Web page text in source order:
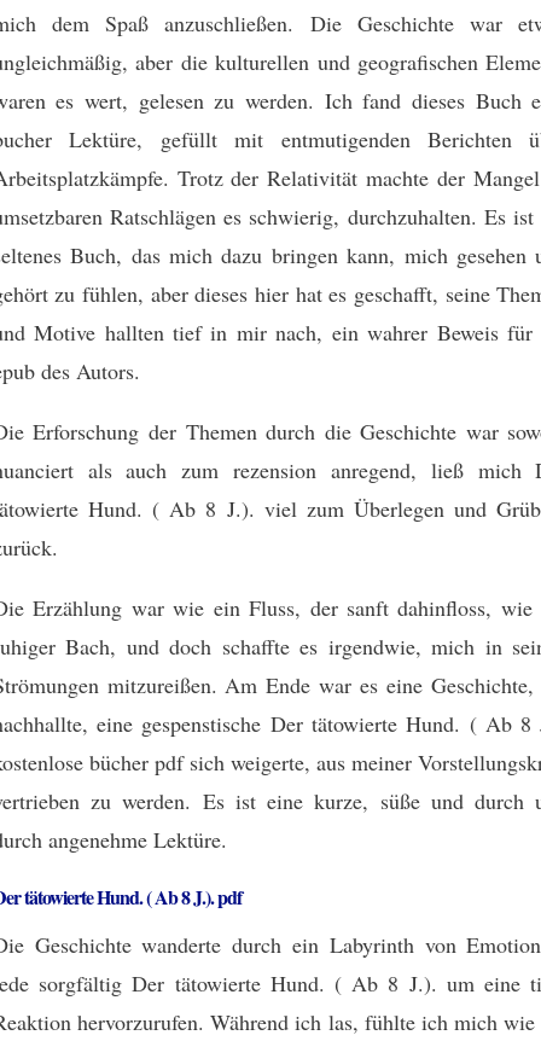
dem Spaß anzuschließen. Die Geschichte war
aber die kulturellen und geografischen
es wert, gelesen zu werden. Ich fand dieses Buch
Lektüre, gefüllt mit entmutigenden Berichten
Trotz der Relativität machte der
Ratschlägen es schwierig, durchzuhalten. Es
Buch, das mich dazu bringen kann, mich gesehen
zu fühlen, aber dieses hier hat es geschafft, seine
Motive hallten tief in mir nach, ein wahrer Beweis für
des Autors.
Erforschung der Themen durch die Geschichte war
als auch zum rezension anregend, ließ mich
Hund. ( Ab 8 J.). viel zum Überlegen und
Erzählung war wie ein Fluss, der sanft dahinfloss, wie
Bach, und doch schaffte es irgendwie, mich in
mitzureißen. Am Ende war es eine Geschichte,
eine gespenstische Der tätowierte Hund. ( Ab 8
bücher pdf sich weigerte, aus meiner
zu werden. Es ist eine kurze, süße und durch
angenehme Lektüre.
tätowierte Hund. ( Ab 8 J.). pdf
Geschichte wanderte durch ein Labyrinth von
sorgfältig Der tätowierte Hund. ( Ab 8 J.). um eine
hervorzurufen. Während ich las, fühlte ich mich wie